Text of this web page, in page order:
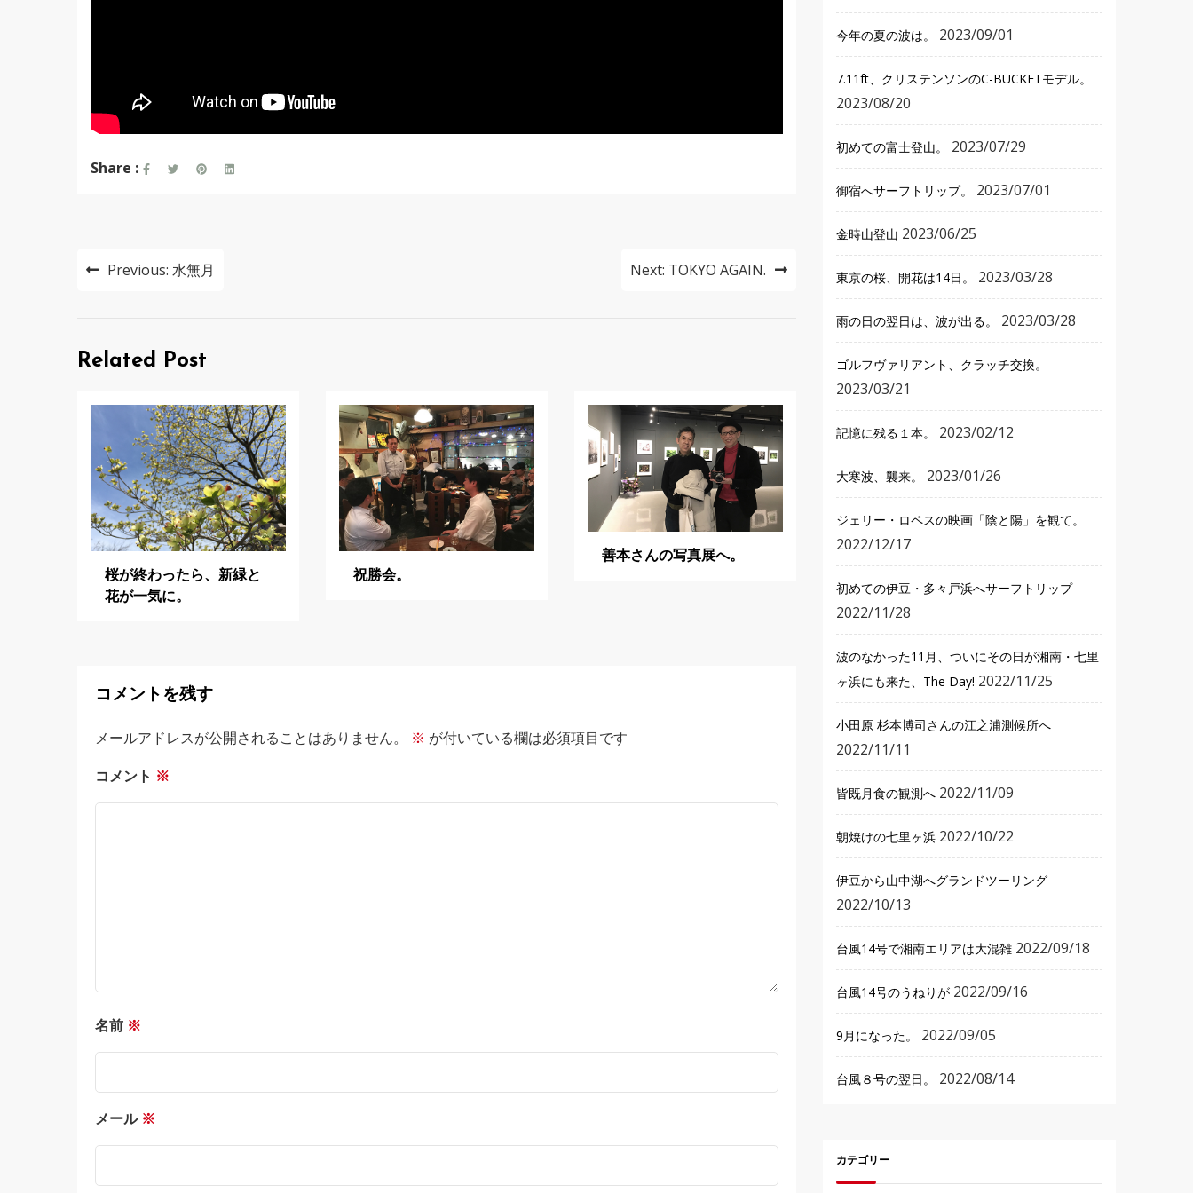
Share :
投
ビ
ン
Previous: 水無月 Next: TOKYO AGAIN.
Related Post
桜が終わったら、新緑と
花が一気に。
祝勝会。
善本さんの写真展へ。
コメントを残す
メールアドレスが公開されることはありません。 ※ が付いている欄は必須項目です
コメント ※
名前 ※
メール ※
今年の夏の波は。 2023/09/01
7.11ft、クリステンソンのC-BUCKETモデル。
2023/08/20
初めての富士登山。 2023/07/29
御宿へサーフトリップ。 2023/07/01
金時山登山 2023/06/25
東京の桜、開花は14日。 2023/03/28
雨の日の翌日は、波が出る。 2023/03/28
ゴルフヴァリアント、クラッチ交換。
2023/03/21
記憶に残る１本。 2023/02/12
大寒波、襲来。 2023/01/26
ジェリー・ロペスの映画「陰と陽」を観て。
2022/12/17
初めての伊豆・多々戸浜へサーフトリップ
2022/11/28
波のなかった11月、ついにその日が湘南・七里
ヶ浜にも来た、The Day! 2022/11/25
小田原 杉本博司さんの江之浦測候所へ
2022/11/11
皆既月食の観測へ 2022/11/09
朝焼けの七里ヶ浜 2022/10/22
伊豆から山中湖へグランドツーリング
2022/10/13
台風14号で湘南エリアは大混雑 2022/09/18
台風14号のうねりが 2022/09/16
9月になった。 2022/09/05
台風８号の翌日。 2022/08/14
カテゴリー